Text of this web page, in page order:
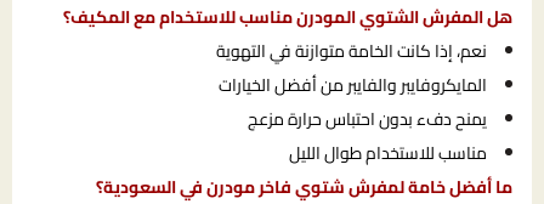
هل المفرش الشتوي المودرن مناسب للاستخدام مع المكيف؟
نعم، إذا كانت الخامة متوازنة في التهوية
المايكروفايبر والفايبر من أفضل الخيارات
يمنح دفء بدون احتباس حرارة مزعج
مناسب للاستخدام طوال الليل
ما أفضل خامة لمفرش شتوي فاخر مودرن في السعودية؟